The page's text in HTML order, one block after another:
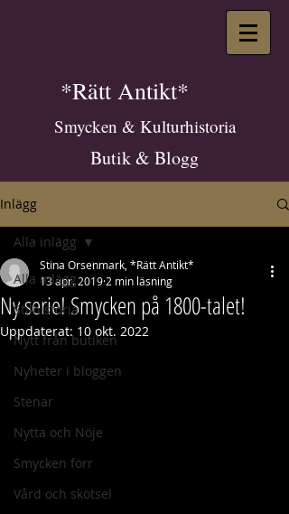
*Rätt Antikt*
Smycken & Kulturhistoria
Butik & Blogg
Inlägg
Alla inlägg
Stilhistoria
Nytt från butiken
Nyheter i bloggen
Stenar
Nytta och Nöje
Smycken förr
Vård och skötsel
Alla inlägg
Ny serie! Smycken på 1800-talet!
Stina Orsenmark, *Rätt Antikt*
13 apr. 2019 2 min läsning
Uppdaterat: 10 okt. 2022